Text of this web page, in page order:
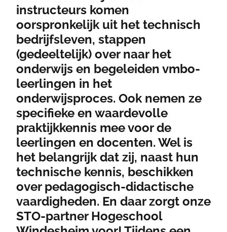
instructeurs komen
oorspronkelijk uit het technisch
bedrijfsleven, stappen
(gedeeltelijk) over naar het
onderwijs en begeleiden vmbo-
leerlingen in het
onderwijsproces. Ook nemen ze
specifieke en waardevolle
praktijkkennis mee voor de
leerlingen en docenten. Wel is
het belangrijk dat zij, naast hun
technische kennis, beschikken
over pedagogisch-didactische
vaardigheden. En daar zorgt onze
STO-partner Hogeschool